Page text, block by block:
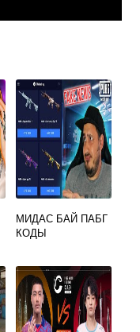
МИДАС БАЙ ПАБГ
КОДЫ